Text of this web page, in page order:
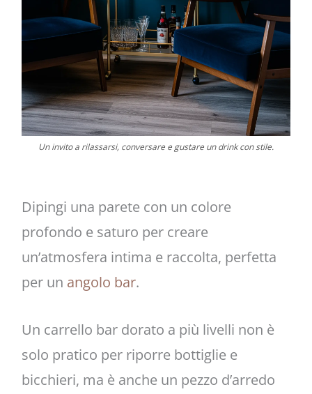
Un invito a rilassarsi, conversare e gustare un drink con stile.
Dipingi una parete con un colore
profondo e saturo per creare
un’atmosfera intima e raccolta, perfetta
per un angolo bar.
Un carrello bar dorato a più livelli non è
solo pratico per riporre bottiglie e
bicchieri, ma è anche un pezzo d’arredo